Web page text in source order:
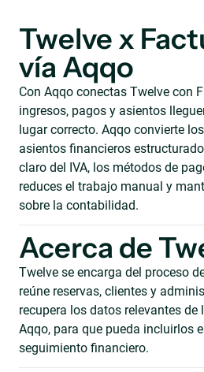
Twelve x
vía Aqqo
Con Aqqo conectas Twelve con
ingresos, pagos y asientos
lugar correcto. Aqqo convierte
asientos financieros
claro del IVA, los métodos de
reduces el trabajo manual y
sobre la contabilidad.
Acerca de
Twelve se encarga del proceso
reúne reservas, clientes y
recupera los datos relevantes de
Aqqo, para que pueda incluirlos
seguimiento financiero.